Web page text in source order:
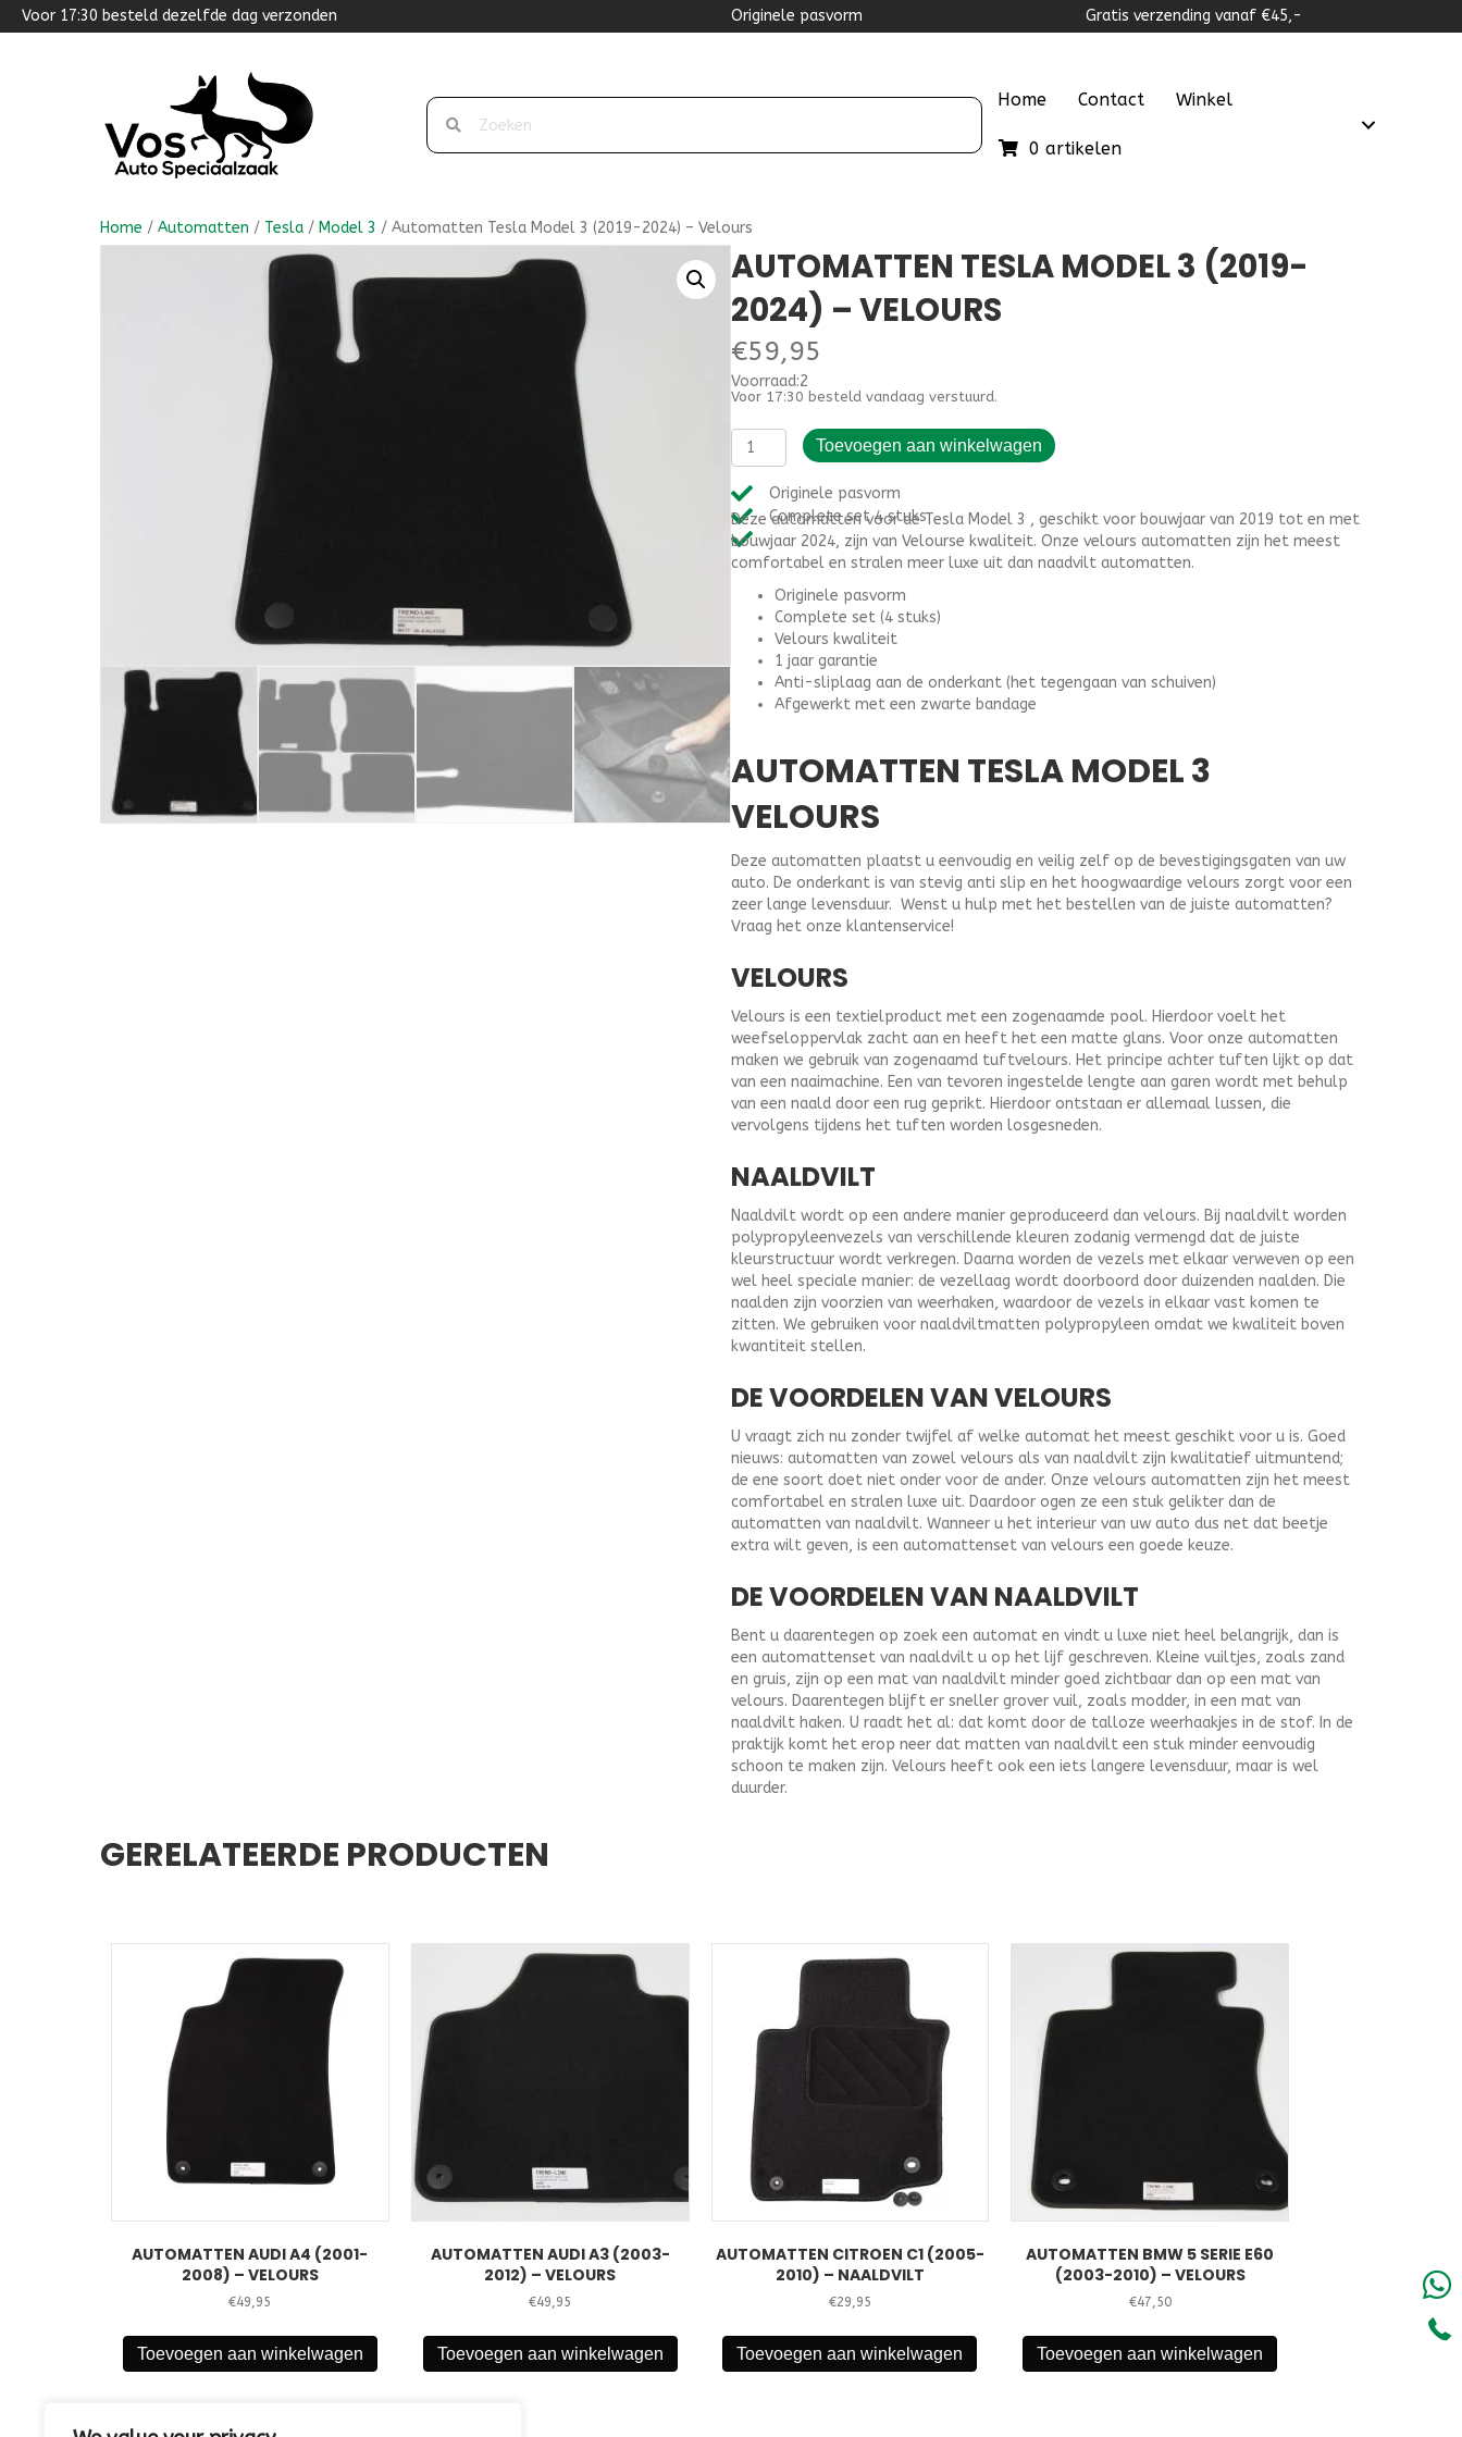
Voor 17:30 besteld dezelfde dag verzonden Originele pasvorm Gratis verzending vanaf €45,-
Home Contact Winkel
0 artikelen
Home / Automatten / Tesla / Model 3 / Automatten Tesla Model 3 (2019-2024) – Velours
AUTOMATTEN TESLA MODEL 3 (2019-
2024) – VELOURS
€59,95
Voorraad:2
Voor 17:30 besteld vandaag verstuurd.
Automatten
Tesla
Model
3
(2019-
2024)
-
Velours
aantal
Toevoegen aan winkelwagen
Originele pasvorm
Complete set 4 stuks
Deze automatten voor de Tesla Model 3 , geschikt voor bouwjaar van 2019 tot en met
bouwjaar 2024, zijn van Velourse kwaliteit. Onze velours automatten zijn het meest
comfortabel en stralen meer luxe uit dan naadvilt automatten.
Originele pasvorm
Complete set (4 stuks)
Velours kwaliteit
1 jaar garantie
Anti-sliplaag aan de onderkant (het tegengaan van schuiven)
Afgewerkt met een zwarte bandage
AUTOMATTEN TESLA MODEL 3
VELOURS
Deze automatten plaatst u eenvoudig en veilig zelf op de bevestigingsgaten van uw
auto. De onderkant is van stevig anti slip en het hoogwaardige velours zorgt voor een
zeer lange levensduur. Wenst u hulp met het bestellen van de juiste automatten?
Vraag het onze klantenservice!
VELOURS
Velours is een textielproduct met een zogenaamde pool. Hierdoor voelt het
weefseloppervlak zacht aan en heeft het een matte glans. Voor onze automatten
maken we gebruik van zogenaamd tuftvelours. Het principe achter tuften lijkt op dat
van een naaimachine. Een van tevoren ingestelde lengte aan garen wordt met behulp
van een naald door een rug geprikt. Hierdoor ontstaan er allemaal lussen, die
vervolgens tijdens het tuften worden losgesneden.
NAALDVILT
Naaldvilt wordt op een andere manier geproduceerd dan velours. Bij naaldvilt worden
polypropyleenvezels van verschillende kleuren zodanig vermengd dat de juiste
kleurstructuur wordt verkregen. Daarna worden de vezels met elkaar verweven op een
wel heel speciale manier: de vezellaag wordt doorboord door duizenden naalden. Die
naalden zijn voorzien van weerhaken, waardoor de vezels in elkaar vast komen te
zitten. We gebruiken voor naaldviltmatten polypropyleen omdat we kwaliteit boven
kwantiteit stellen.
DE VOORDELEN VAN VELOURS
U vraagt zich nu zonder twijfel af welke automat het meest geschikt voor u is. Goed
nieuws: automatten van zowel velours als van naaldvilt zijn kwalitatief uitmuntend;
de ene soort doet niet onder voor de ander. Onze velours automatten zijn het meest
comfortabel en stralen luxe uit. Daardoor ogen ze een stuk gelikter dan de
automatten van naaldvilt. Wanneer u het interieur van uw auto dus net dat beetje
extra wilt geven, is een automattenset van velours een goede keuze.
DE VOORDELEN VAN NAALDVILT
Bent u daarentegen op zoek een automat en vindt u luxe niet heel belangrijk, dan is
een automattenset van naaldvilt u op het lijf geschreven. Kleine vuiltjes, zoals zand
en gruis, zijn op een mat van naaldvilt minder goed zichtbaar dan op een mat van
velours. Daarentegen blijft er sneller grover vuil, zoals modder, in een mat van
naaldvilt haken. U raadt het al: dat komt door de talloze weerhaakjes in de stof. In de
praktijk komt het erop neer dat matten van naaldvilt een stuk minder eenvoudig
schoon te maken zijn. Velours heeft ook een iets langere levensduur, maar is wel
duurder.
GERELATEERDE PRODUCTEN
AUTOMATTEN AUDI A4 (2001-
2008) – VELOURS
€49,95
Toevoegen aan winkelwagen
AUTOMATTEN AUDI A3 (2003-
2012) – VELOURS
€49,95
Toevoegen aan winkelwagen
AUTOMATTEN CITROEN C1 (2005-
2010) – NAALDVILT
€29,95
Toevoegen aan winkelwagen
AUTOMATTEN BMW 5 SERIE E60
(2003-2010) – VELOURS
€47,50
Toevoegen aan winkelwagen